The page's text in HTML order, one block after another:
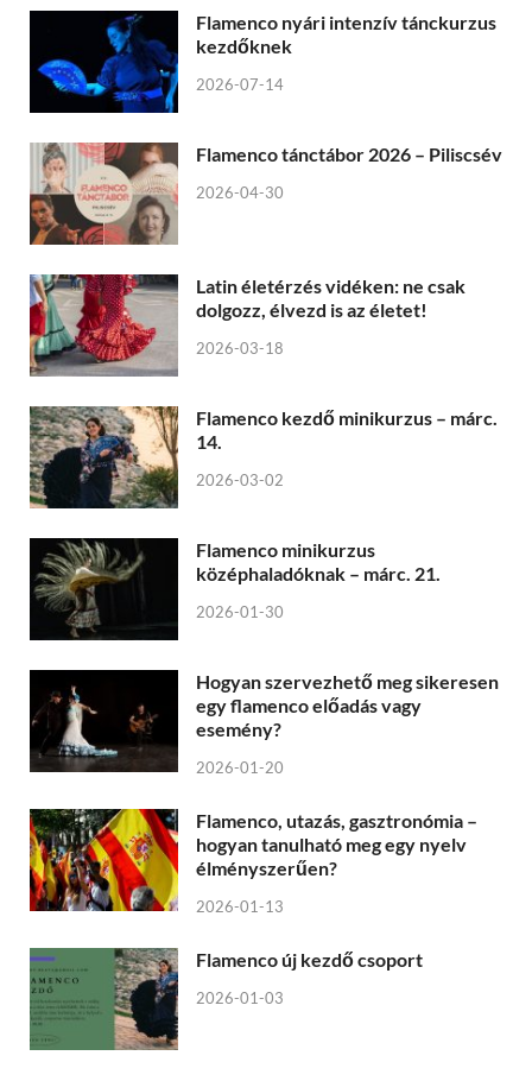
Flamenco nyári intenzív tánckurzus
kezdőknek
2026-07-14
Flamenco tánctábor 2026 – Piliscsév
2026-04-30
Latin életérzés vidéken: ne csak
dolgozz, élvezd is az életet!
2026-03-18
Flamenco kezdő minikurzus – márc.
14.
2026-03-02
Flamenco minikurzus
középhaladóknak – márc. 21.
2026-01-30
Hogyan szervezhető meg sikeresen
egy flamenco előadás vagy
esemény?
2026-01-20
Flamenco, utazás, gasztronómia –
hogyan tanulható meg egy nyelv
élményszerűen?
2026-01-13
Flamenco új kezdő csoport
2026-01-03